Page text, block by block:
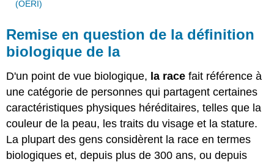
(OERI)
Remise en question de la définition
biologique de la
D'un point de vue biologique, la race fait référence à
une catégorie de personnes qui partagent certaines
caractéristiques physiques héréditaires, telles que la
couleur de la peau, les traits du visage et la stature.
La plupart des gens considèrent la race en termes
biologiques et, depuis plus de 300 ans, ou depuis